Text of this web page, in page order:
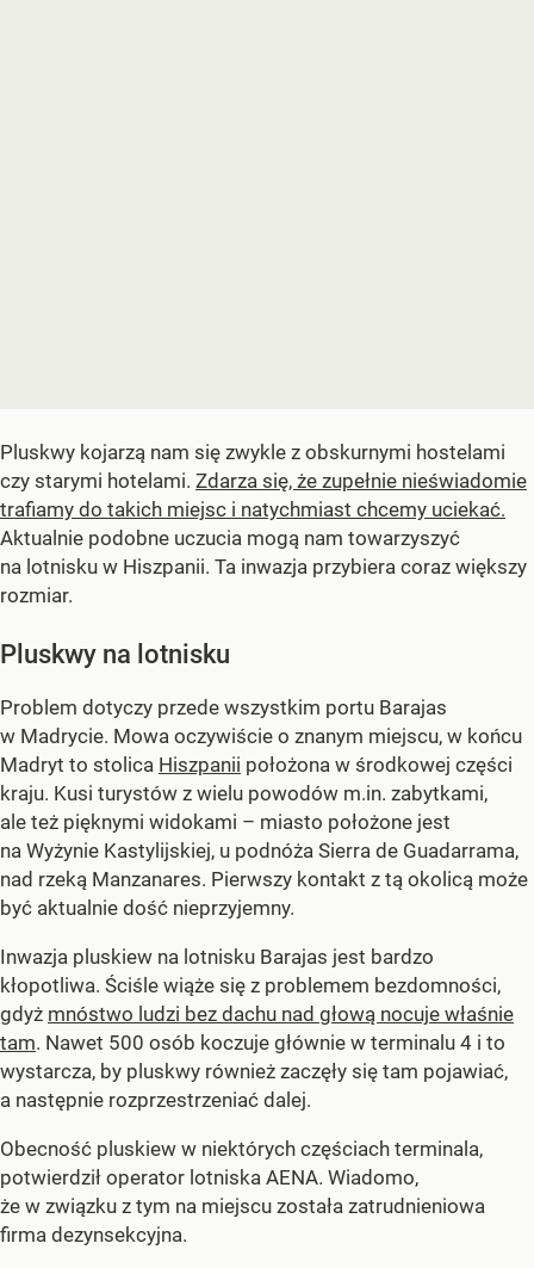
Pluskwy kojarzą nam się zwykle z obskurnymi hostelami
czy starymi hotelami. Zdarza się, że zupełnie nieświadomie
trafiamy do takich miejsc i natychmiast chcemy uciekać.
Aktualnie podobne uczucia mogą nam towarzyszyć
na lotnisku w Hiszpanii. Ta inwazja przybiera coraz większy
rozmiar.
Pluskwy na lotnisku
Problem dotyczy przede wszystkim portu Barajas
w Madrycie. Mowa oczywiście o znanym miejscu, w końcu
Madryt to stolica Hiszpanii położona w środkowej części
kraju. Kusi turystów z wielu powodów m.in. zabytkami,
ale też pięknymi widokami – miasto położone jest
na Wyżynie Kastylijskiej, u podnóża Sierra de Guadarrama,
nad rzeką Manzanares. Pierwszy kontakt z tą okolicą może
być aktualnie dość nieprzyjemny.
Inwazja pluskiew na lotnisku Barajas jest bardzo
kłopotliwa. Ściśle wiąże się z problemem bezdomności,
gdyż mnóstwo ludzi bez dachu nad głową nocuje właśnie
tam. Nawet 500 osób koczuje głównie w terminalu 4 i to
wystarcza, by pluskwy również zaczęły się tam pojawiać,
a następnie rozprzestrzeniać dalej.
Obecność pluskiew w niektórych częściach terminala,
potwierdził operator lotniska AENA. Wiadomo,
że w związku z tym na miejscu została zatrudnieniowa
firma dezynsekcyjna.